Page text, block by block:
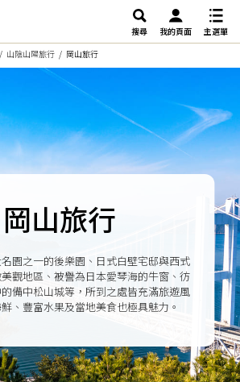
搜尋 我的頁面
主選單
山陰山陽旅行 岡山旅行
岡山旅行
園之一的後樂園、日式白壁宅邸與西式
觀地區、被譽為日本愛琴海的牛窗、彷
備中松山城等，所到之處皆充滿旅遊風
、豐富水果及當地美食也極具魅力。